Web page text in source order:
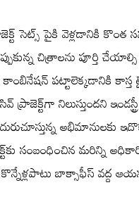
సెట్స్ పైకి వెళ్లడానికి కొంత
చిత్రాలను పూర్తి
కాంబినేషన్ పట్టాలెక్కడానికి
నిలుస్తుందని
అభిమానులకు
సంబంధించిన మరిన్ని
బాక్సాఫీస్